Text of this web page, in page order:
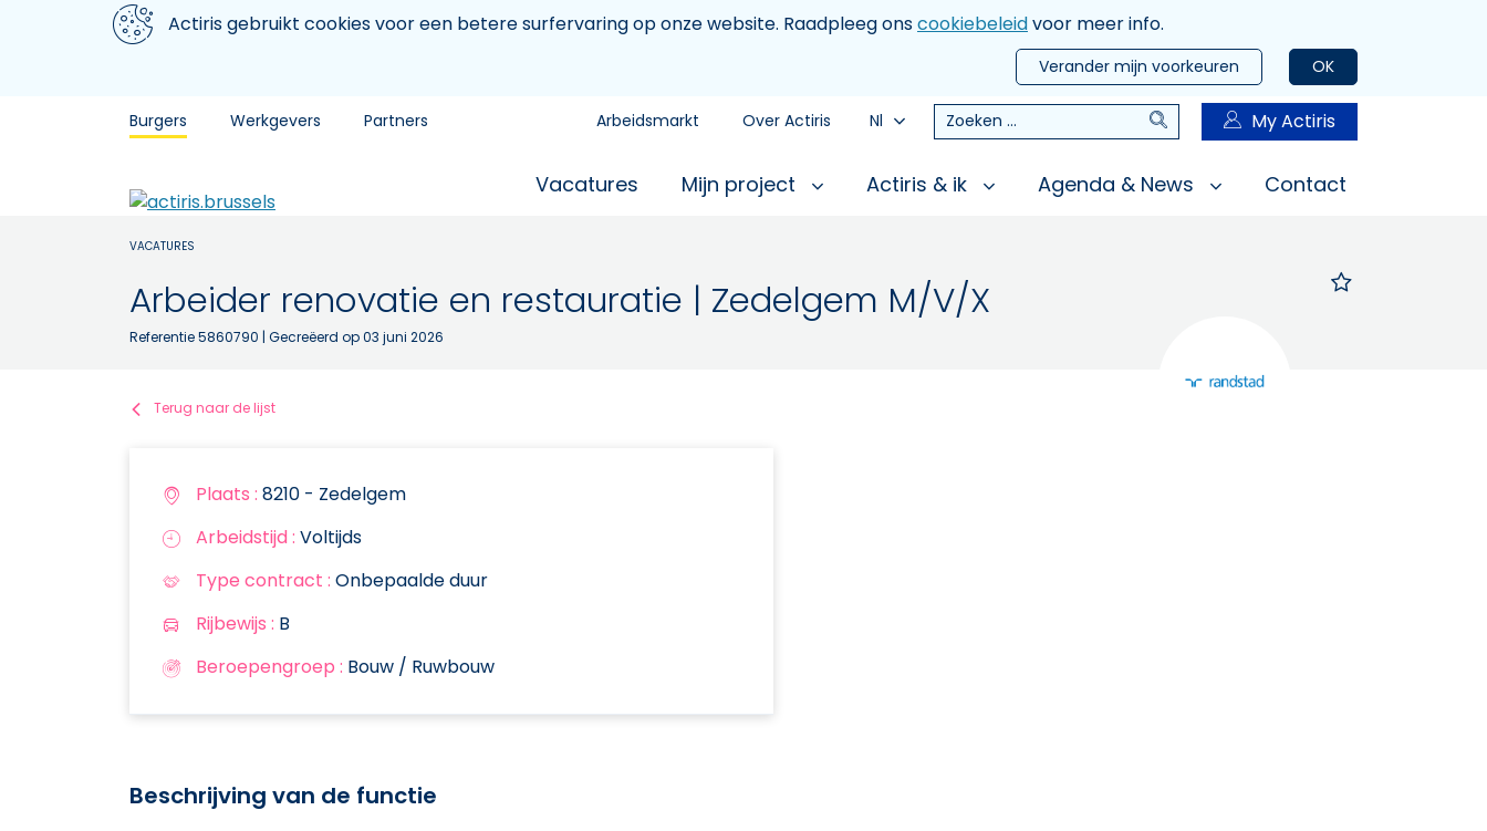
Aller au contenu principal
We gebruiken cookiesActiris gebruikt cookies voor een betere surfervaring op onze website. Raadpleeg onscookiebeleidvoor meer info.
OK
Verander mijn voorkeuren
Burgers Werkgevers Partners Arbeidsmarkt Over Actiris Nl Zoeken Zoeken My Actiris
Vacatures Mijn project Actiris & ik Agenda & News Contact
VACATURES
Arbeider renovatie en restauratie | Zedelgem M/V/X
Referentie 5860790 | Gecreëerd op 03 juni 2026
Terug naar de lijst
Plaats : 8210 - Zedelgem
Arbeidstijd : Voltijds
Type contract : Onbepaalde duur
Rijbewijs : B
Beroepengroep : Bouw / Ruwbouw
Beschrijving van de functie